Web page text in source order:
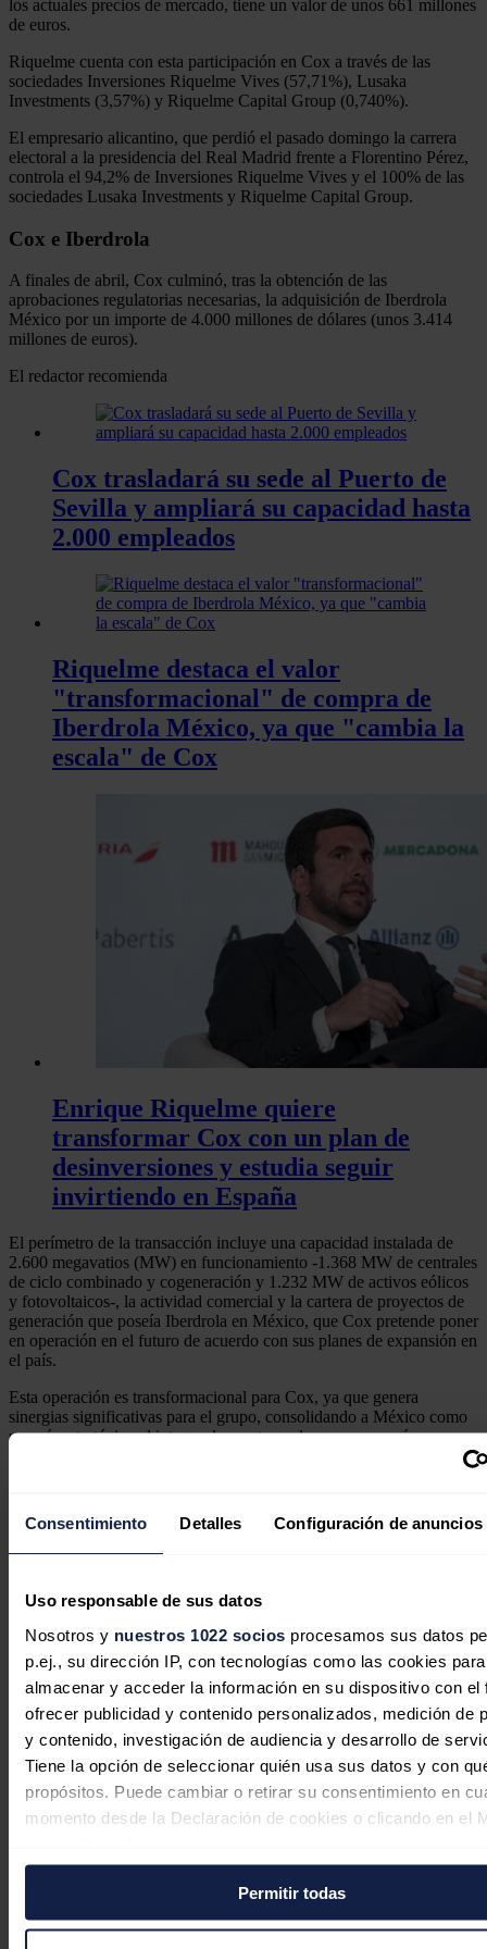
Consentimiento Detalles Configuración de anuncios
Uso responsable de sus datos
Nosotros y nuestros 1022 socios procesamos sus datos
p.ej., su dirección IP, con tecnologías como las cookies para
almacenar y acceder la información en su dispositivo con el
ofrecer publicidad y contenido personalizados, medición de
y contenido, investigación de audiencia y desarrollo de
Tiene la opción de seleccionar quién usa sus datos y con
propósitos. Puede cambiar o retirar su consentimiento en
momento desde la Declaración de cookies o clicando en el
Si lo permite, también quisiéramos:
Recopilar información sobre su ubicación geográfica
Permitir todas
los actuales precios de mercado, tiene un valor de unos 661 millones
de euros.
Riquelme cuenta con esta participación en Cox a través de las
sociedades Inversiones Riquelme Vives (57,71%), Lusaka
Investments (3,57%) y Riquelme Capital Group (0,740%).
El empresario alicantino, que perdió el pasado domingo la carrera
electoral a la presidencia del Real Madrid frente a Florentino Pérez,
controla el 94,2% de Inversiones Riquelme Vives y el 100% de las
sociedades Lusaka Investments y Riquelme Capital Group.
Cox e Iberdrola
A finales de abril, Cox culminó, tras la obtención de las
aprobaciones regulatorias necesarias, la adquisición de Iberdrola
México por un importe de 4.000 millones de dólares (unos 3.414
millones de euros).
El redactor recomienda
Cox trasladará su sede al Puerto de
Sevilla y ampliará su capacidad hasta
2.000 empleados
Riquelme destaca el valor
"transformacional" de compra de
Iberdrola México, ya que "cambia la
escala" de Cox
Enrique Riquelme quiere
transformar Cox con un plan de
desinversiones y estudia seguir
invirtiendo en España
El perímetro de la transacción incluye una capacidad instalada de
2.600 megavatios (MW) en funcionamiento -1.368 MW de centrales
de ciclo combinado y cogeneración y 1.232 MW de activos eólicos
y fotovoltaicos-, la actividad comercial y la cartera de proyectos de
generación que poseía Iberdrola en México, que Cox pretende poner
en operación en el futuro de acuerdo con sus planes de expansión en
el país.
Esta operación es transformacional para Cox, ya que genera
sinergias significativas para el grupo, consolidando a México como
un país estratégico al integrar los sectores de agua y energía, y como
un mercado prioritario para la compañía, en el que lleva más de diez
bajo una misma plataforma.
Noticias relacionadas
Cox impulsa un proyecto de 14,6
millones en Castelldefels para
reforzar la ciudad frente a episodios
de lluvias extremas
Redacción 05/08/2026
Cox se adjudica un contrato de